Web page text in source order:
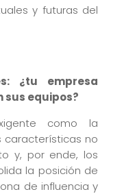
y futuras del
¿tu empresa
sus equipos?
como la
características no
y, por ende, los
la posición de
de influencia y